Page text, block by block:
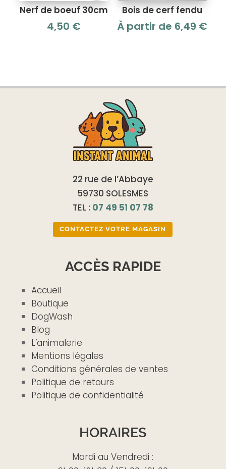
Nerf de boeuf 30cm
4,50 €
Bois de cerf fendu
À partir de 6,49 €
22 rue de l’Abbaye
59730 SOLESMES
TEL : 07 49 51 07 78
CONTACTEZ VOTRE MAGASIN
ACCÈS RAPIDE
Accueil
Boutique
DogWash
Blog
L’animalerie
Mentions légales
Conditions générales de ventes
Politique de retours
Politique de confidentialité
HORAIRES
Mardi au Vendredi :